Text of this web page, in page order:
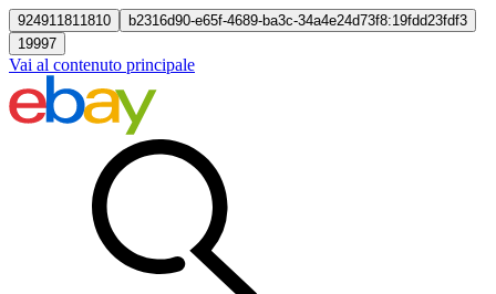
924911811810
b2316d90-e65f-4689-ba3c-34a4e24d73f8:19fdd23fdf3
19997
Vai al contenuto principale